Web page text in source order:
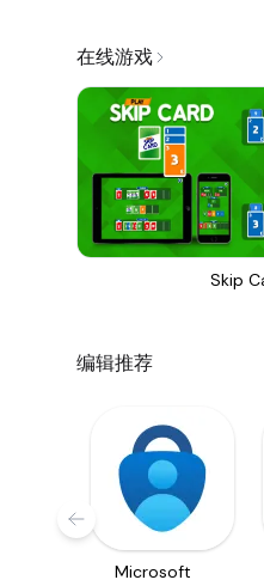
在线游戏
Skip
编辑推荐
Microsoft